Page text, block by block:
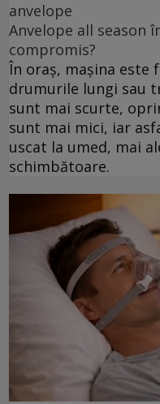
anvelope
Anvelope all season
compromis?
În oraș, mașina
drumurile lungi sau
sunt mai scurte,
sunt mai mici, iar
uscat la umed, mai
schimbătoare.